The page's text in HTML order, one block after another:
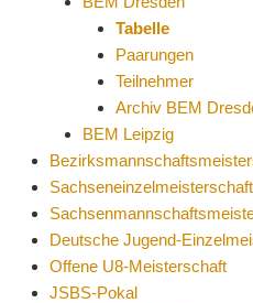
Tabelle
Paarungen
Teilnehmer
Archiv BEM
BEM Leipzig
Deutsche Jugend-
Offene U8-Meisterschaft
JSBS-Pokal